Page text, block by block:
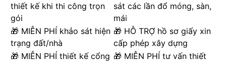
thiết kế khi thi công trọn
gói
sát các lần đổ móng, sàn,
mái
🎁 MIỄN PHÍ khảo sát hiện
trạng đất/nhà
🎁 HỖ TRỢ hồ sơ giấy xin
cấp phép xây dựng
🎁 MIỄN PHÍ thiết kế cổng 🎁 MIỄN PHÍ tư vấn thiết